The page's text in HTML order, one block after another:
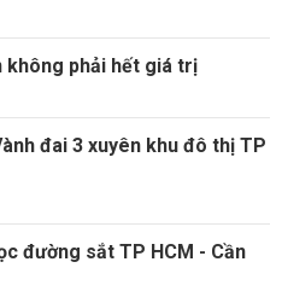
không phải hết giá trị
đai 3 xuyên khu đô thị TP
đường sắt TP HCM - Cần